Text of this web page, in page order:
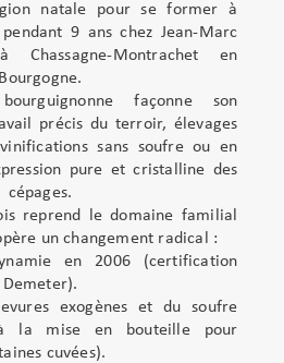
natale pour se former à
9 ans chez Jean-Marc
Chassagne-Montrachet en
Bourgogne.
façonne son
précis du terroir, élevages
sans soufre ou en
pure et cristalline des
cépages.
reprend le domaine familial
un changement radical :
en 2006 (certification
Demeter).
exogènes et du soufre
la mise en bouteille pour
cuvées).